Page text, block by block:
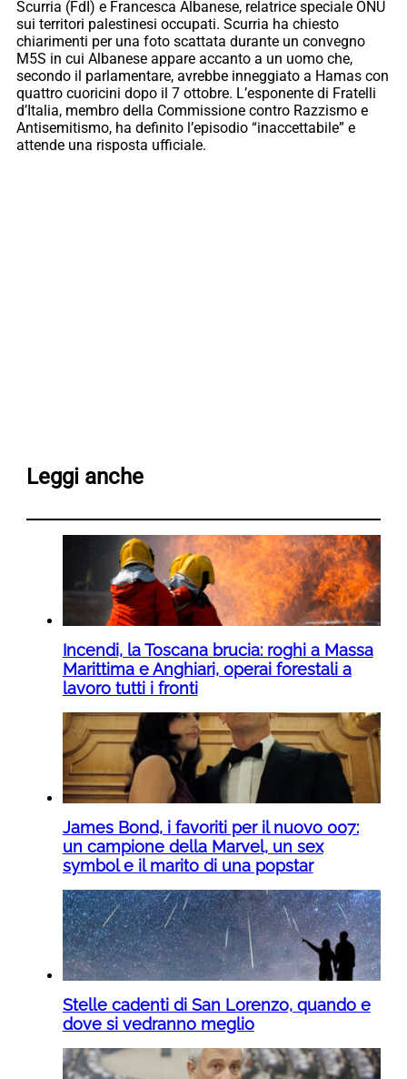
Scurria (FdI) e Francesca Albanese, relatrice speciale ONU
sui territori palestinesi occupati. Scurria ha chiesto
chiarimenti per una foto scattata durante un convegno
M5S in cui Albanese appare accanto a un uomo che,
secondo il parlamentare, avrebbe inneggiato a Hamas con
quattro cuoricini dopo il 7 ottobre. L’esponente di Fratelli
d’Italia, membro della Commissione contro Razzismo e
Antisemitismo, ha definito l’episodio “inaccettabile” e
attende una risposta ufficiale.
Leggi anche
Incendi, la Toscana brucia: roghi a Massa
Marittima e Anghiari, operai forestali a
lavoro tutti i fronti
James Bond, i favoriti per il nuovo 007:
un campione della Marvel, un sex
symbol e il marito di una popstar
Stelle cadenti di San Lorenzo, quando e
dove si vedranno meglio